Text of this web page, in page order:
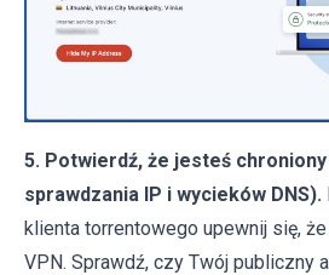
5. Potwierdź, że jesteś
sprawdzania IP i wycieków DNS).
klienta torrentowego upewnij się,
VPN. Sprawdź, czy Twój publiczny